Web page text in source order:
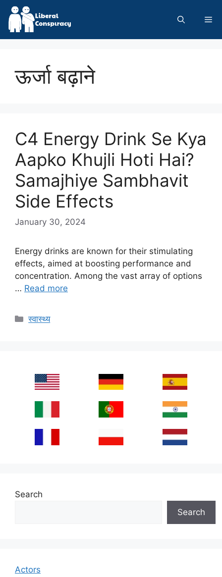
Skip
content
ऊर्जा बढ़ाने
C4 Energy Drink Se Kya
Aapko Khujli Hoti Hai?
Samajhiye Sambhavit
Side Effects
January 30, 2024
Energy drinks are known for their stimulating
effects, aimed at boosting performance and
concentration. Among the vast array of options
… Read more
Categories
स्वास्थ्य
Search
Search
Actors